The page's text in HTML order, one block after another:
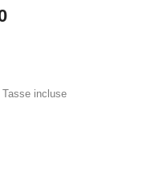
Tasse incluse